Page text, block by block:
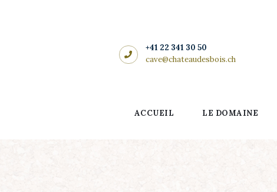
+41 22 341 30 50
cave@chateaudesbois.ch
ACCUEIL LE DOMAINE
CHÂTEAU DES BOIS
Les salles